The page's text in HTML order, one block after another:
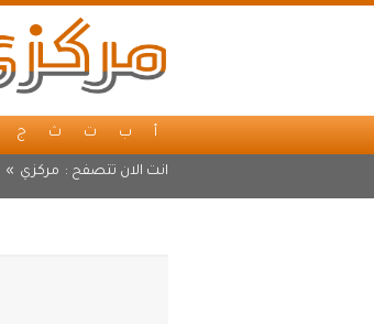
أ ب ت ث ج
انت الان تتصفح : مركزي »